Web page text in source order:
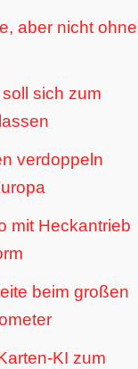
aber nicht ohne
sich zum
verdoppeln
mit Heckantrieb
beim großen
KI zum